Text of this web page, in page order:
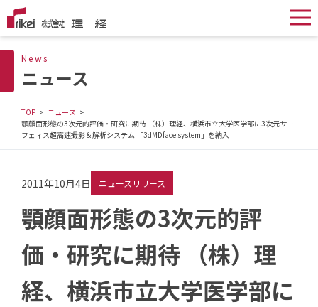
News
ニュース
TOP
ニュース
顎顔面形態の3次元的評価・研究に期待 （株）理経、横浜市立大学医学部に3次元サー
フェィス超高速撮影＆解析システム 「3dMDface system」を納入
2011年10月4日 ニュースリリース
顎顔面形態の3次元的評
価・研究に期待 （株）理
経、横浜市立大学医学部に